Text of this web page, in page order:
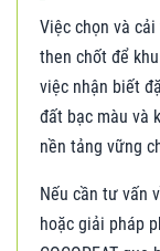
Việc chọn và
then chốt để
việc nhận biết
đất bạc màu và
nền tảng vững
Nếu cần tư vấn
hoặc giải pháp